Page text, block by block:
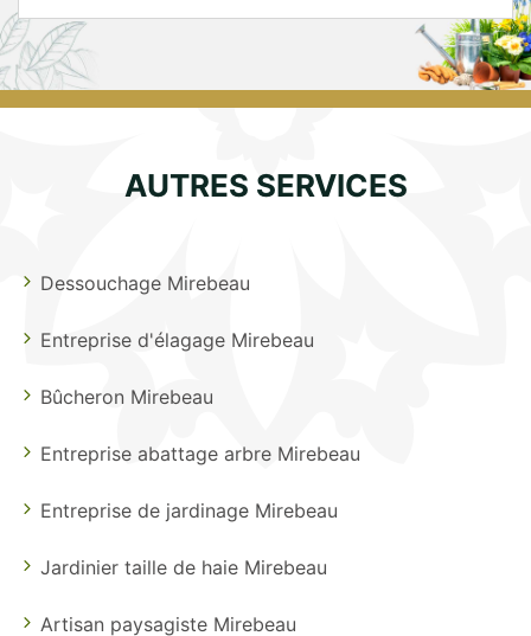
AUTRES SERVICES
Dessouchage Mirebeau
Entreprise d'élagage Mirebeau
Bûcheron Mirebeau
Entreprise abattage arbre Mirebeau
Entreprise de jardinage Mirebeau
Jardinier taille de haie Mirebeau
Artisan paysagiste Mirebeau